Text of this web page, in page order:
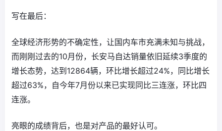
写在最后：
全球经济形势的不确定性，让国内车市充满未知与挑战，
而刚刚过去的10月份，长安马自达销量依旧延续3季度的
增长态势，达到12864辆，环比增长超过24%，同比增长
超过63%，自今年7月份以来已实现同比三连涨，环比四
连涨。
亮眼的成绩背后，也是对产品的最好认可。